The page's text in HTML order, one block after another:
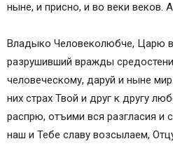
ныне, и присно, и во веки веков.
Владыко Человеколюбче, Царю
разрушивший вражды
человеческому, даруй и ныне
них страх Твой и друг к другу
распрю, отъими вся разгласия и
наш и Тебе славу возсылаем,